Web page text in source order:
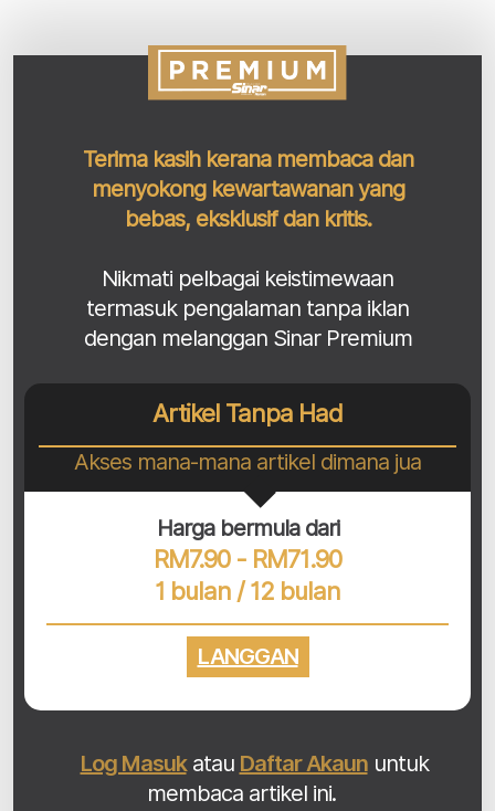
Terima kasih kerana membaca dan
menyokong kewartawanan yang
bebas, eksklusif dan kritis.
Nikmati pelbagai keistimewaan
termasuk pengalaman tanpa iklan
dengan melanggan Sinar Premium
Artikel Tanpa Had
Akses mana-mana artikel dimana jua
Harga bermula dari
RM7.90 - RM71.90
1 bulan / 12 bulan
LANGGAN
Log Masukatau Daftar Akaununtuk
membaca artikel ini.